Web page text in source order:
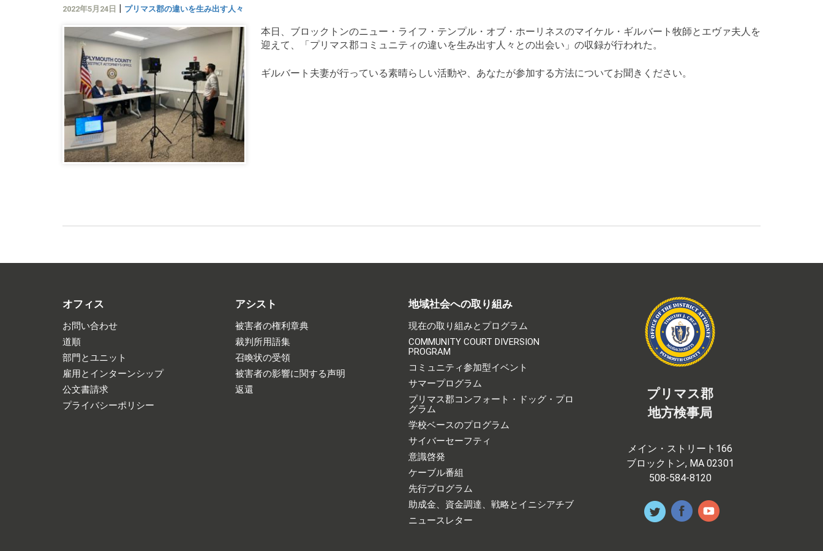
2022年5月24日 | プリマス郡の違いを生み出す人々
本日、ブロックトンのニュー・ライフ・テンプル・オブ・ホーリネスのマイケル・ギルバート牧師とエヴァ夫人を
迎えて、「プリマス郡コミュニティの違いを生み出す人々との出会い」の収録が行われた。
ギルバート夫妻が行っている素晴らしい活動や、あなたが参加する方法についてお聞きください。
オフィス
お問い合わせ
道順
部門とユニット
雇用とインターンシップ
公文書請求
プライバシーポリシー
アシスト
被害者の権利章典
裁判所用語集
召喚状の受領
被害者の影響に関する声明
返還
地域社会への取り組み
現在の取り組みとプログラム
COMMUNITY COURT DIVERSION
PROGRAM
コミュニティ参加型イベント
サマープログラム
プリマス郡コンフォート・ドッグ・プロ
グラム
学校ベースのプログラム
サイバーセーフティ
意識啓発
ケーブル番組
先行プログラム
助成金、資金調達、戦略とイニシアチブ
ニュースレター
プリマス郡
地方検事局
メイン・ストリート166
ブロックトン, MA 02301
508-584-8120